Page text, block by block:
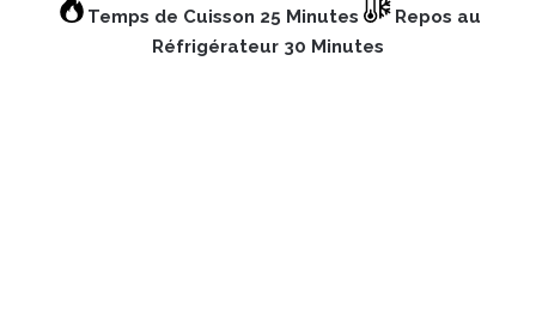
Temps de Cuisson 25 Minutes
Repos au
Réfrigérateur 30 Minutes